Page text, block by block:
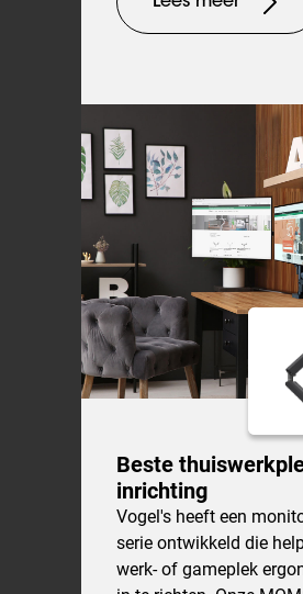
Beste
inrichting
Vogel's heeft een
serie ontwikkeld die
werk- of gameplek